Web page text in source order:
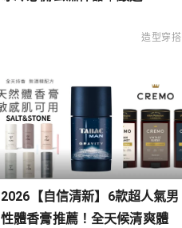
造型穿搭
2026【自信清新】6款超人氣男
性體香膏推薦！全天候清爽體